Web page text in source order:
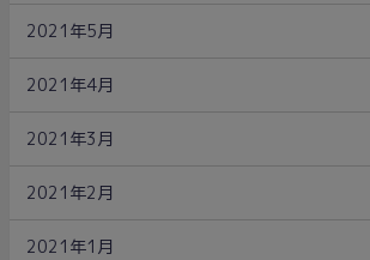
2021年5月
2021年4月
2021年3月
2021年2月
2021年1月